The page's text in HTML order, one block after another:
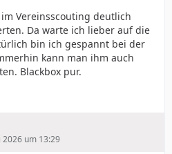
Vereinsscouting deutlich
Da warte ich lieber auf die
bin ich gespannt bei der
kann man ihm auch
Blackbox pur.
2026 um 13:29